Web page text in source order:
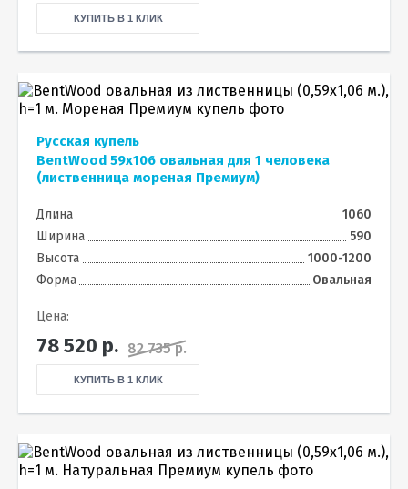
КУПИТЬ В 1 КЛИК
Русская купель
BentWood 59х106 овальная для 1 человека
(лиственница мореная Премиум)
Длина
1060
Ширина
590
Высота
1000-1200
Форма
Овальная
Цена:
78 520 р. 82 735 р.
КУПИТЬ В 1 КЛИК